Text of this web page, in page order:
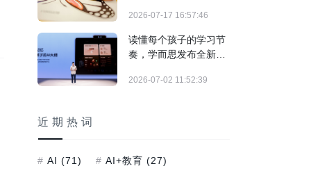
2026-07-17 16:57:46
读懂每个孩子的学习节
奏，学而思发布全新培
T6系列
2026-07-02 11:52:39
近期热词
AI (71) AI+教育 (27)